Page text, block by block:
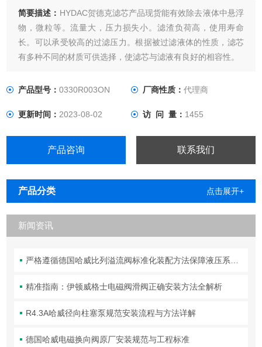
简要描述： HYDAC贺德克滤芯产品现货能有效除去液体中悬浮
物，微粒等。流量大，压力损失小。滤渣负荷高，使用寿命
长。可以承受较高的过滤压力。根据被过滤液体的性质，滤芯
有多种不同的材质可供选择，使滤芯与滤液有良好的相容性。
产品型号：0330R003ON 厂商性质： 代理商
更新时间：2023-08-02 访 问 量： 1455
产品咨询 联系我们
产品分类 点击展开+
新闻资讯
严格遵循德国哈威比列溢流阀标准化装配方法保障液压系统压力调控精准可靠
精准指南：伊顿威格士电磁阀滑阀正确安装方法全解析
R4.3A哈威径向柱塞泵规范安装流程与方法详解
德国哈威电磁换向阀原厂安装规范与工程标准